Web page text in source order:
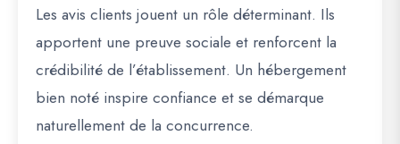
Les avis clients jouent un rôle déterminant. Ils
apportent une preuve sociale et renforcent la
crédibilité de l’établissement. Un hébergement
bien noté inspire confiance et se démarque
naturellement de la concurrence.